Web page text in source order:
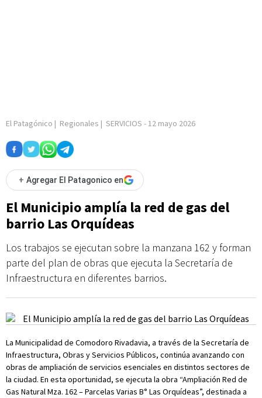
El Patagónico | Regionales | SERVICIOS - 12 mayo 2026
+ Agregar El Patagonico en
El Municipio amplía la red de gas del
barrio Las Orquídeas
Los trabajos se ejecutan sobre la manzana 162 y forman
parte del plan de obras que ejecuta la Secretaría de
Infraestructura en diferentes barrios.
La Municipalidad de Comodoro Rivadavia, a través de la Secretaría de
Infraestructura, Obras y Servicios Públicos, continúa avanzando con
obras de ampliación de servicios esenciales en distintos sectores de
la ciudad. En esta oportunidad, se ejecuta la obra “Ampliación Red de
Gas Natural Mza. 162 – Parcelas Varias B° Las Orquídeas”, destinada a